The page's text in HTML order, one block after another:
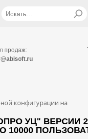
продаж:
конфигурации на
УЦ" ВЕРСИИ
10000